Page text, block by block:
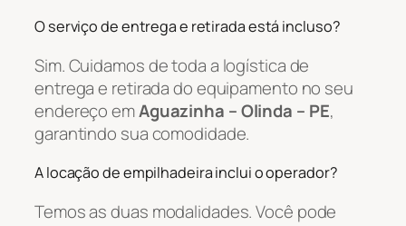
O serviço de entrega e retirada está incluso?
Sim. Cuidamos de toda a logística de
entrega e retirada do equipamento no seu
endereço emAguazinha – Olinda – PE,
garantindo sua comodidade.
A locação de empilhadeira inclui o operador?
Temos as duas modalidades. Você pode